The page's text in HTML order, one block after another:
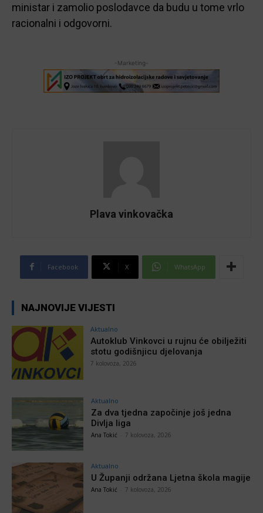
ministar i zamolio poslodavce da budu u tome vrlo
racionalni i odgovorni.
-Marketing-
Plava vinkovačka
Facebook X WhatsApp
NAJNOVIJE VIJESTI
Aktualno
Autoklub Vinkovci u rujnu će obilježiti
stotu godišnjicu djelovanja
7 kolovoza, 2026
Aktualno
Za dva tjedna započinje još jedna
Divlja liga
Ana Tokić 7 kolovoza, 2026
Aktualno
U Županji održana Ljetna škola magije
Ana Tokić 7 kolovoza, 2026